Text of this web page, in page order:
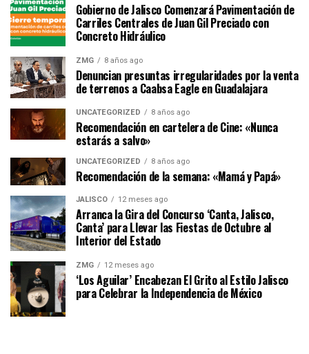
Gobierno de Jalisco Comenzará Pavimentación de
Carriles Centrales de Juan Gil Preciado con
Concreto Hidráulico
ZMG 8 años ago
Denuncian presuntas irregularidades por la venta
de terrenos a Caabsa Eagle en Guadalajara
UNCATEGORIZED 8 años ago
Recomendación en cartelera de Cine: «Nunca
estarás a salvo»
UNCATEGORIZED 8 años ago
Recomendación de la semana: «Mamá y Papá»
JALISCO 12 meses ago
Arranca la Gira del Concurso ‘Canta, Jalisco,
Canta’ para Llevar las Fiestas de Octubre al
Interior del Estado
ZMG 12 meses ago
‘Los Aguilar’ Encabezan El Grito al Estilo Jalisco
para Celebrar la Independencia de México